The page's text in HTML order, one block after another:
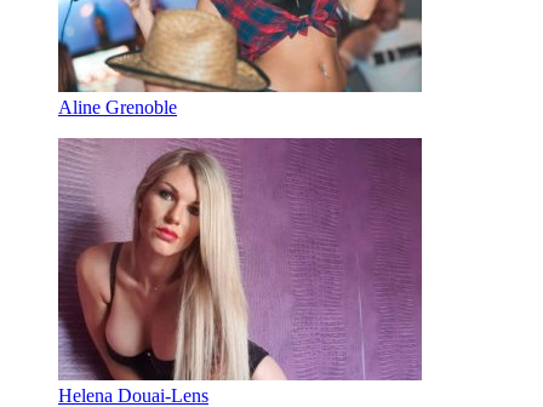
Aline Grenoble
Helena Douai-Lens